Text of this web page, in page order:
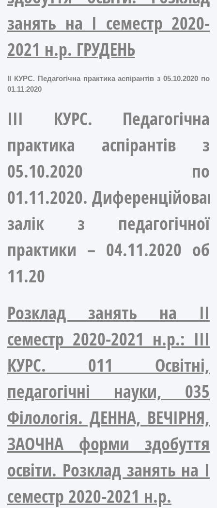
занять на І семестр 2020-
2021 н.р. ГРУДЕНЬ
ІІ КУРС. Педагогічна практика аспірантів з 05.10.2020 по
01.11.2020
ІІІ КУРС. Педагогічна
практика аспірантів з
05.10.2020 по
01.11.2020.
залік з педагогічної
практики – 04.11.2020 об
11.20
Розклад занять на ІІ
семестр 2020-2021 н.р.: ІІІ
КУРС. 011 Освітні,
педагогічні науки, 035
Філологія. ДЕННА, ВЕЧІРНЯ,
ЗАОЧНА форми здобуття
освіти. Розклад занять на І
семестр 2020-2021 н.р.